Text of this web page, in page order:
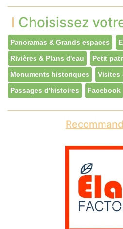
Choisissez
Panoramas & Grands espaces
Rivières & Plans d'eau Petit
Monuments historiques Visites
Passages d'histoires Facebook